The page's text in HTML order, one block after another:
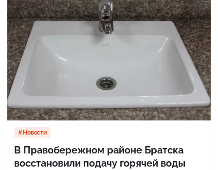
Новости
В Правобережном районе Братска
восстановили подачу горячей воды